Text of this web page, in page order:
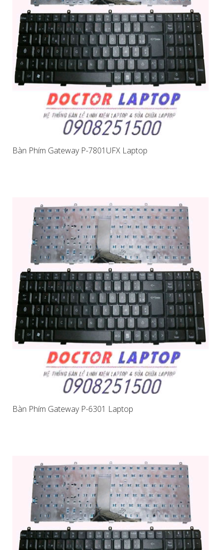
Bàn Phím Gateway P-7801UFX Laptop
Bàn Phím Gateway P-6301 Laptop